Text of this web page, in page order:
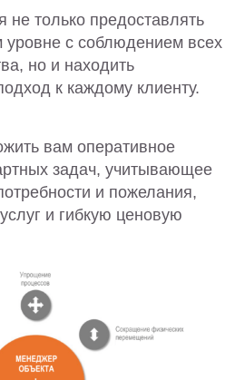
не только предоставлять
уровне с соблюдением всех
но и находить
к каждому клиенту.
вам оперативное
задач, учитывающее
и пожелания,
и гибкую ценовую